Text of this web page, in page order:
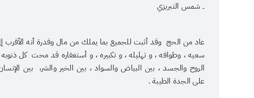
ــ شمس التبريزي
عاد من الحج وقد أثبت للجميع بما يملك من مال وقدرة أنه الأقرب
سعيه ، وطوافه ، و تهليله ، و تكبيره ، و أستغفاره قد محت كل
الروح والجسد ، بين البياض والسواد ، بين الخير والشر، بين
على الجدة الطيبة .